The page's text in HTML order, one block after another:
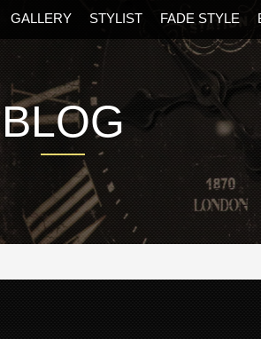
GALLERY STYLIST FADE STYLE
BLOG